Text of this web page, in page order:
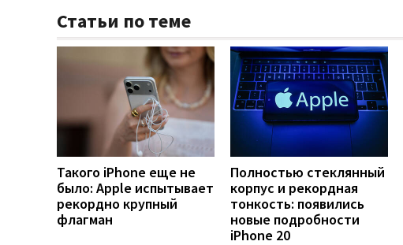
Статьи по теме
Такого iPhone еще не
было: Apple испытывает
рекордно крупный
флагман
Полностью стеклянный
корпус и рекордная
тонкость: появились
новые подробности
iPhone 20